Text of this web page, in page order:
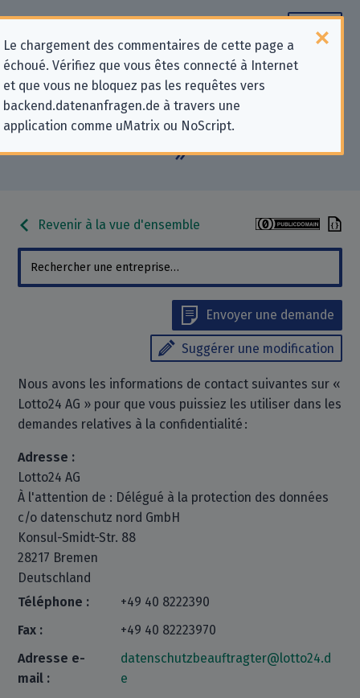
Le chargement des commentaires de cette page a
échoué. Vérifiez que vous êtes connecté à Internet
et que vous ne bloquez pas les requêtes vers
backend.datenanfragen.de à travers une
application comme uMatrix ou NoScript.
Informations de contact pour les
demandes relatives à la protection
de la vie privée pour « Lotto24 AG
»
Revenir à la vue d'ensemble
Envoyer une demande
Suggérer une modification
Nous avons les informations de contact suivantes sur «
Lotto24 AG » pour que vous puissiez les utiliser dans les
demandes relatives à la confidentialité :
Adresse :
Lotto24 AG
À l'attention de : Délégué à la protection des données
c/o datenschutz nord GmbH
Konsul-Smidt-Str. 88
28217 Bremen
Deutschland
Téléphone :
+49 40 8222390
Fax :
+49 40 82223970
Adresse e-
mail :
datenschutzbeauftragter@lotto24.d
e